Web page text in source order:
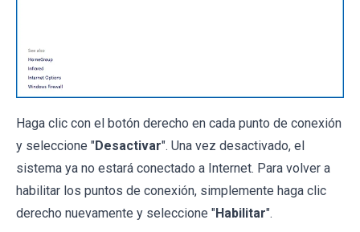
Haga clic con el botón derecho en cada punto de conexión
y seleccione "Desactivar". Una vez desactivado, el
sistema ya no estará conectado a Internet. Para volver a
habilitar los puntos de conexión, simplemente haga clic
derecho nuevamente y seleccione "Habilitar".